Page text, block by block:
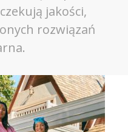
jakości,
rozwiązań